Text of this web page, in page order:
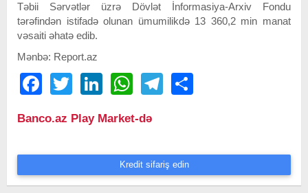
Təbii Sərvətlər üzrə Dövlət İnformasiya-Arxiv Fondu
tərəfindən istifadə olunan ümumilikdə 13 360,2 min manat
vəsaiti əhatə edib.
Mənbə: Report.az
FacebookTwitter LinkedIn WhatsAppTelegram
Banco.az Play Market-də
Kredit sifariş edin